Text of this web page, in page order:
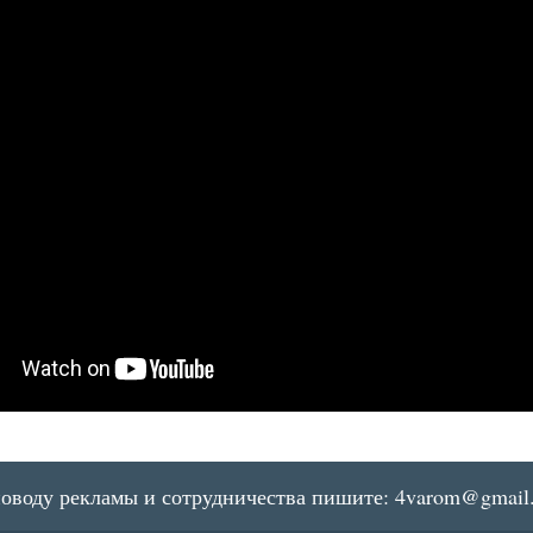
рекламы и сотрудничества пишите: